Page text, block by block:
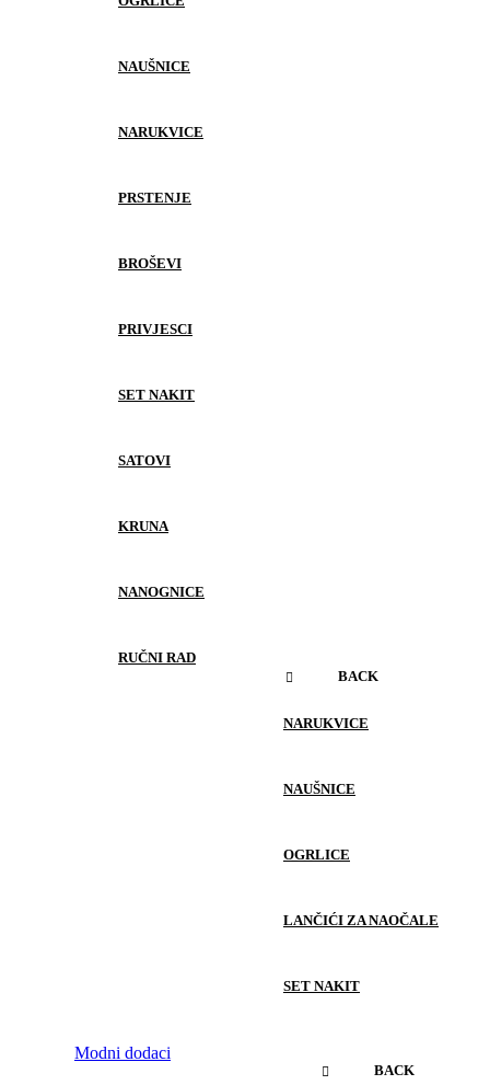
NAUŠNICE
NARUKVICE
PRSTENJE
BROŠEVI
PRIVJESCI
SET NAKIT
SATOVI
KRUNA
NANOGNICE
RUČNI RAD
BACK
NARUKVICE
NAUŠNICE
OGRLICE
LANČIĆI ZA NAOČALE
SET NAKIT
Modni dodaci
BACK